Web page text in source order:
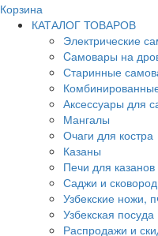
Корзина
КАТАЛОГ ТОВАРОВ
Электрические
Cамовары на
Старинные
Аксессуары для
Мангалы
Очаги для костра
Казаны
Печи для казанов
Саджи и
Узбекские ножи,
Узбекская посуда
Распродажи и